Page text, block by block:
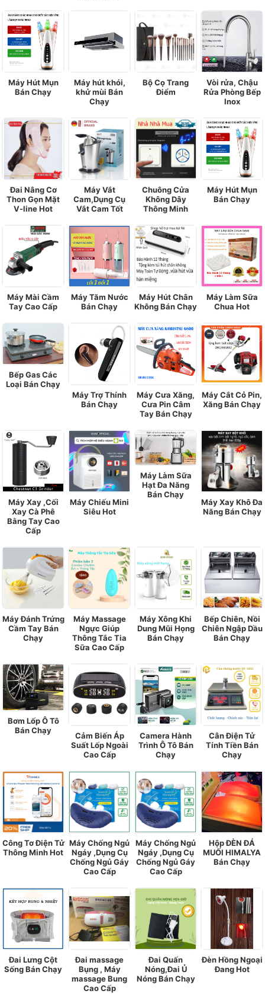
Máy Hút Mụn
Bán Chạy
Máy hút khói,
khử mùi Bán
Chạy
Bộ Cọ Trang
Điểm
Vòi rửa, Chậu
Rửa Phòng Bếp
Inox
Đai Nâng Cơ
Thon Gọn Mặt
V-line Hot
Máy Vắt
Cam,Dụng Cụ
Vắt Cam Tốt
Chuông Cửa
Không Dây
Thông Minh
Máy Hút Mụn
Bán Chạy
Máy Mài Cầm
Tay Cao Cấp
Máy Tăm Nước
Bán Chạy
Máy Hút Chân
Không Bán Chạy
Máy Làm Sữa
Chua Hot
Bếp Gas Các
Loại Bán Chạy
Máy Trợ Thính
Bán Chạy
Máy Cưa Xăng,
Cưa Pin Câm
Tay Bán Chạy
Máy Cắt Cỏ Pin,
Xăng Bán Chạy
Máy Xay ,Cối
Xay Cà Phê
Bằng Tay Cao
Cấp
Máy Chiếu Mini
Siêu Hot
Máy Làm Sữa
Hạt Đa Năng
Bán Chạy
Máy Xay Khô Đa
Năng Bán Chạy
Máy Đánh Trứng
Cầm Tay Bán
Chạy
Máy Massage
Ngực Giúp
Thông Tắc Tia
Sữa Cao Cấp
Máy Xông Khi
Dung Mũi Họng
Bán Chạy
Bếp Chiên, Nồi
Chiên Ngập Dầu
Bán Chạy
Bơm Lốp Ô Tô
Bán Chạy
Cảm Biến Áp
Suất Lốp Ngoài
Cao Cấp
Camera Hành
Trình Ô Tô Bán
Chạy
Cân Điện Tử
Tính Tiền Bán
Chạy
Công Tơ Điện Tử
Thông Minh Hot
Máy Chống Ngủ
Ngáy ,Dụng Cụ
Chống Ngủ Gáy
Cao Cấp
Máy Chống Ngủ
Ngáy ,Dụng Cụ
Chống Ngủ Gáy
Cao Cấp
Hộp ĐÈN ĐÁ
MUỐI HIMALYA
Bán Chạy
Đai Lưng Cột
Sống Bán Chạy
Đai massage
Bụng , Máy
massage Bung
Cao Cấp
Đai Quấn
Nóng,Đai Ủ
Nóng Bán Chạy
Đèn Hồng Ngoại
Đang Hot